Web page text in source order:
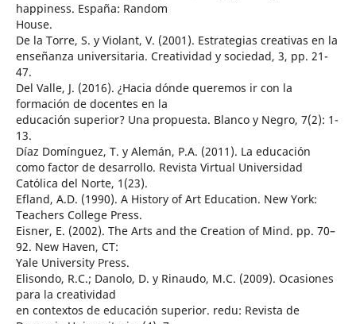
happiness. España: Random
House.
De la Torre, S. y Violant, V. (2001). Estrategias creativas en la
enseñanza universitaria. Creatividad y sociedad, 3, pp. 21-
47.
Del Valle, J. (2016). ¿Hacia dónde queremos ir con la
formación de docentes en la
educación superior? Una propuesta. Blanco y Negro, 7(2): 1-
13.
Díaz Domínguez, T. y Alemán, P.A. (2011). La educación
como factor de desarrollo. Revista Virtual Universidad
Católica del Norte, 1(23).
Efland, A.D. (1990). A History of Art Education. New York:
Teachers College Press.
Eisner, E. (2002). The Arts and the Creation of Mind. pp. 70–
92. New Haven, CT:
Yale University Press.
Elisondo, R.C.; Danolo, D. y Rinaudo, M.C. (2009). Ocasiones
para la creatividad
en contextos de educación superior. redu: Revista de